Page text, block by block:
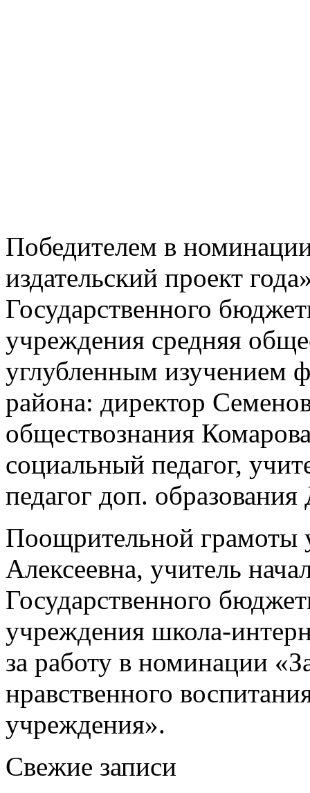
Победителем в
издательский проект
Государственного
учреждения средняя
углубленным изучением
района: директор
обществознания
социальный педагог,
педагог доп.
Поощрительной грамоты
Алексеевна, учитель
Государственного
учреждения школа-
за работу в номинации
нравственного
учреждения».
Свежие записи